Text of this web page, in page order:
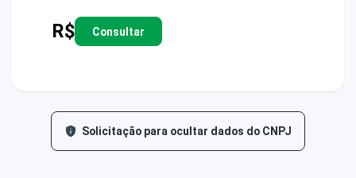
R$ Consultar
Solicitação para ocultar dados do CNPJ